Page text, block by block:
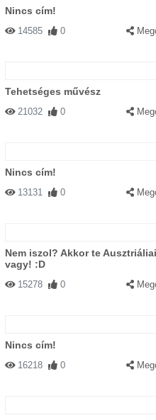
Nincs cím!
14585 0
Tehetséges művész
21032 0
Nincs cím!
13131 0
Nem iszol? Akkor te
vagy! :D
15278 0
Nincs cím!
16218 0